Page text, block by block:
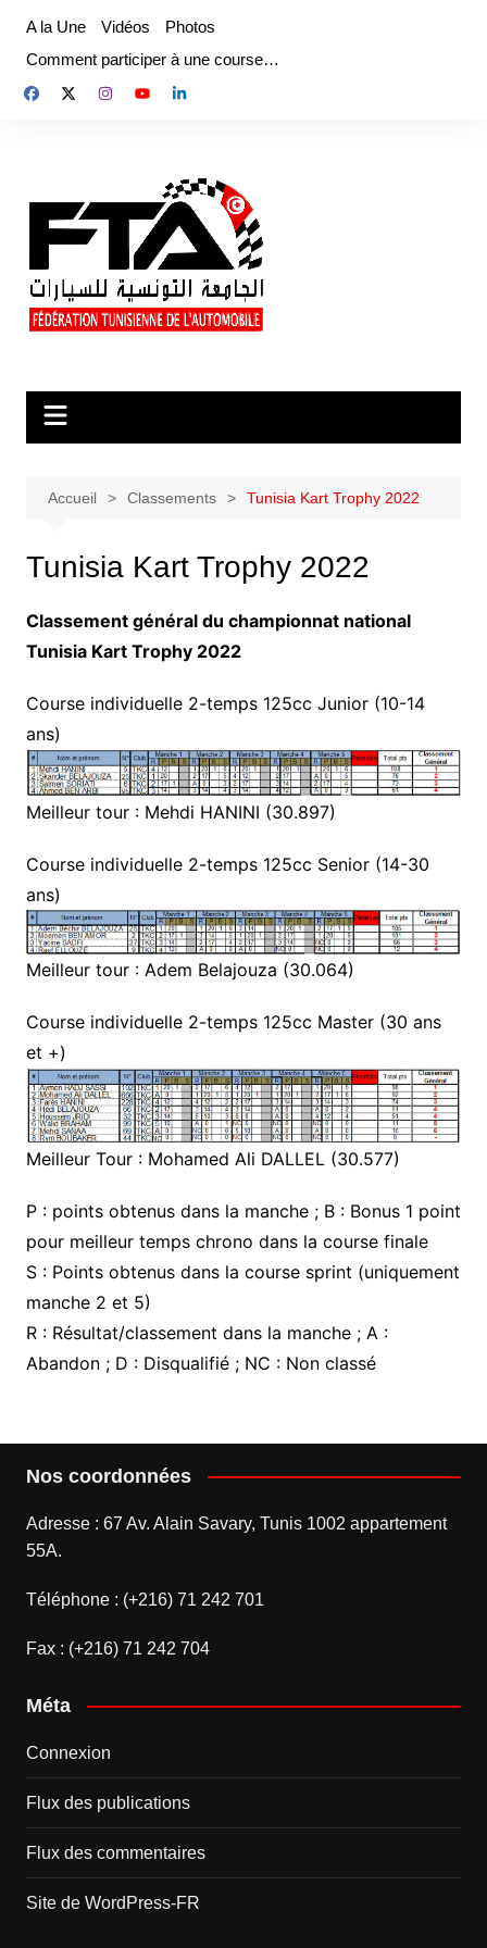
contenu
A la Une Vidéos
Photos
Comment participer à une course…
Accueil Classements Tunisia Kart Trophy 2022
Tunisia Kart Trophy 2022
Classement général du championnat national
Tunisia Kart Trophy 2022
Course individuelle 2-temps 125cc Junior (10-14
ans)
Meilleur tour : Mehdi HANINI (30.897)
Course individuelle 2-temps 125cc Senior (14-30
ans)
Meilleur tour : Adem Belajouza (30.064)
Course individuelle 2-temps 125cc Master (30 ans
et +)
Meilleur Tour : Mohamed Ali DALLEL (30.577)
P : points obtenus dans la manche ; B : Bonus 1 point
pour meilleur temps chrono dans la course finale
S : Points obtenus dans la course sprint (uniquement
manche 2 et 5)
R : Résultat/classement dans la manche ; A :
Abandon ; D : Disqualifié ; NC : Non classé
Nos coordonnées
Adresse : 67 Av. Alain Savary, Tunis 1002 appartement
55A.
Téléphone : (+216) 71 242 701
Fax : (+216) 71 242 704
Méta
Connexion
Flux des publications
Flux des commentaires
Site de WordPress-FR